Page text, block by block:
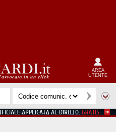
AREA
UTENTE